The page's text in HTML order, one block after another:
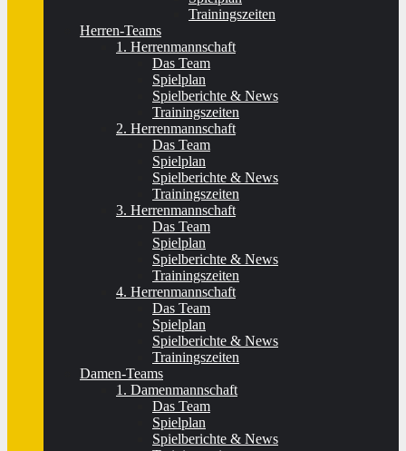
Trainingszeiten
Herren-Teams
1. Herrenmannschaft
Das Team
Spielplan
Spielberichte & News
Trainingszeiten
2. Herrenmannschaft
Das Team
Spielplan
Spielberichte & News
Trainingszeiten
3. Herrenmannschaft
Das Team
Spielplan
Spielberichte & News
Trainingszeiten
4. Herrenmannschaft
Das Team
Spielplan
Spielberichte & News
Trainingszeiten
Damen-Teams
1. Damenmannschaft
Das Team
Spielplan
Spielberichte & News